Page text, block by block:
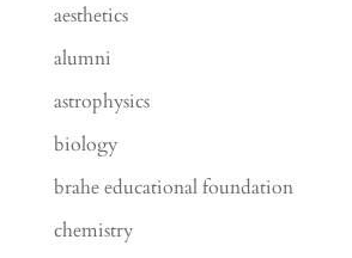
aesthetics
alumni
astrophysics
biology
brahe educational foundation
chemistry